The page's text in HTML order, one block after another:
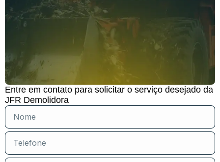
Entre em contato para solicitar o serviço desejado da
JFR Demolidora